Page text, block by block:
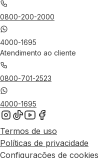
0800-200-2000
4000-1695
Atendimento ao cliente
0800-701-2523
4000-1695
Termos de uso
Políticas de privacidade
Configurações de cookies